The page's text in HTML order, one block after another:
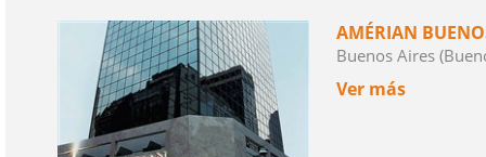
AMÉRIAN
Buenos Aires
Ver más